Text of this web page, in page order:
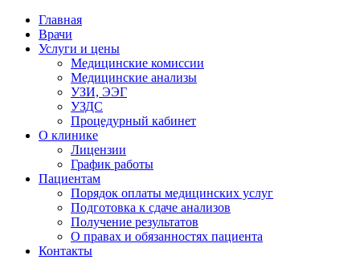
Главная
Врачи
Услуги и цены
Медицинские комиссии
Медицинские анализы
УЗИ, ЭЭГ
УЗДС
Процедурный кабинет
О клинике
Лицензии
График работы
Пациентам
Порядок оплаты медицинских услуг
Подготовка к сдаче анализов
Получение результатов
О правах и обязанностях пациента
Контакты